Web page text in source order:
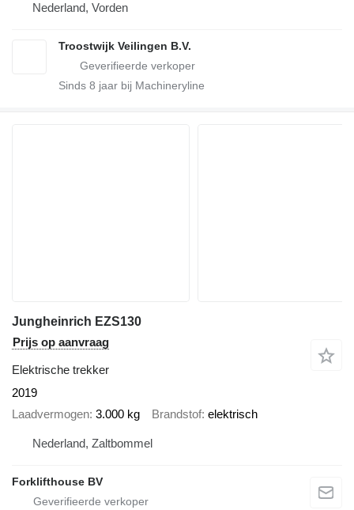
Nederland, Vorden
Troostwijk Veilingen B.V.
Sinds 8 jaar bij Machineryline
Jungheinrich EZS130
Prijs op aanvraag
Elektrische trekker
2019
Laadvermogen 3.000 kg Brandstof elektrisch
Nederland, Zaltbommel
Forklifthouse BV